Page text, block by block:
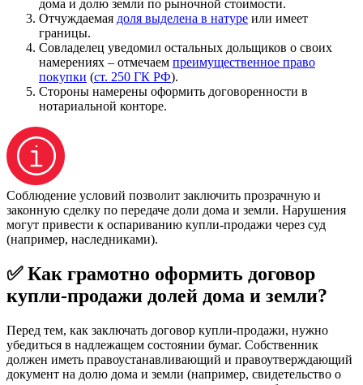
дома и долю земли по рыночной стоимости.
Отчуждаемая доля выделена в натуре или имеет
границы.
Совладелец уведомил остальных дольщиков о своих
намерениях – отмечаем преимущественное право
покупки (ст. 250 ГК РФ).
Стороны намерены оформить договоренности в
нотариальной конторе.
Соблюдение условий позволит заключить прозрачную и
законную сделку по передаче доли дома и земли. Нарушения
могут привести к оспариванию купли-продажи через суд
(например, наследниками).
✅ Как грамотно оформить договор
купли-продажи долей дома и земли?
Перед тем, как заключать договор купли-продажи, нужно
убедиться в надлежащем состоянии бумаг. Собственник
должен иметь правоустанавливающий и правоутверждающий
документ на долю дома и земли (например, свидетельство о